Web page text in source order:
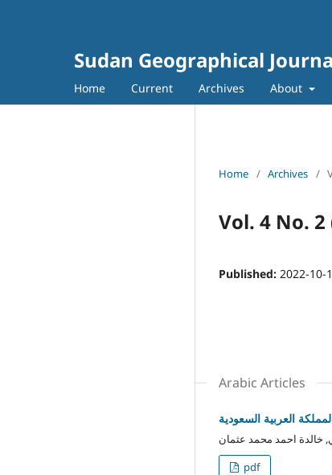
Sudan Geographical
Home Current Archives About
Home / Archives /
Vol. 4 No.
Published: 2022-10-
Arabic Articles
العربية السعودية
خالدة احمد محمد عثمان
pdf